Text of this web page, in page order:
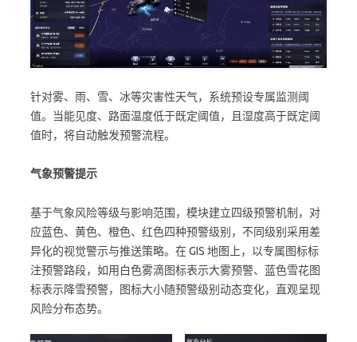
针对雾、雨、雪、冰等灾害性天气，系统预设专属监测阈
值。当能见度、路面温度低于既定阈值，且湿度高于既定阈
值时，将自动触发预警流程。
气象预警提示
基于气象风险等级与影响范围，模块建立四级预警机制，对
应蓝色、黄色、橙色、红色四种预警级别，不同级别采用差
异化的视觉警示与推送策略。在 GIS 地图上，以专属图标标
注预警路段，如用白色雾滴图标表示大雾预警、蓝色雪花图
标表示降雪预警，图标大小随预警级别动态变化，直观呈现
风险分布态势。